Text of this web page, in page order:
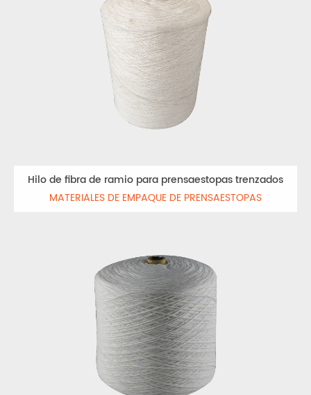
Hilo de fibra de ramio para prensaestopas trenzados
MATERIALES DE EMPAQUE DE PRENSAESTOPAS